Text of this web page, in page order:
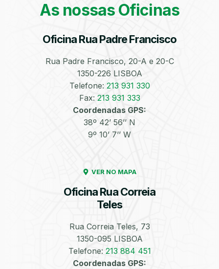
As nossas Oficinas
Oficina Rua Padre Francisco
Rua Padre Francisco, 20-A e 20-C
1350-226 LISBOA
Telefone: 213 931 330
Fax: 213 931 333
Coordenadas GPS:
38º 42’ 56’’ N
9º 10’ 7’’ W
VER NO MAPA
Oficina Rua Correia
Teles
Rua Correia Teles, 73
1350-095 LISBOA
Telefone: 213 884 451
Coordenadas GPS:
Bate-Chapas
Higienização e
Automóvel
Equilibragem das
Rodas
Desempeno de
Jantes